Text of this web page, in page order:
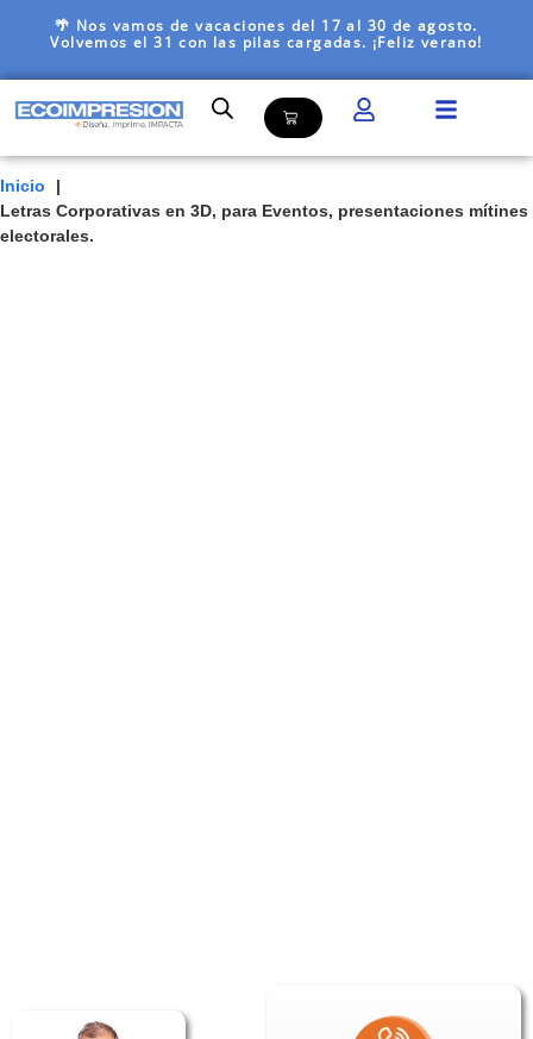
🌴 Nos vamos de vacaciones del 17 al 30 de agosto.
Volvemos el 31 con las pilas cargadas. ¡Feliz verano!
Inicio
Letras Corporativas en 3D, para Eventos, presentaciones mítines
electorales.